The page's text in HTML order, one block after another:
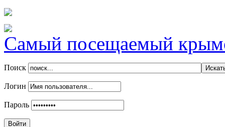
Самый посещаемый
Поиск
Логин
Пароль
Войти